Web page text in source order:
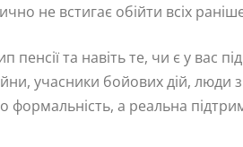
не встигає обійти всіх
пенсії та навіть те, чи є у вас
учасники бойових дій,
формальність, а реальна